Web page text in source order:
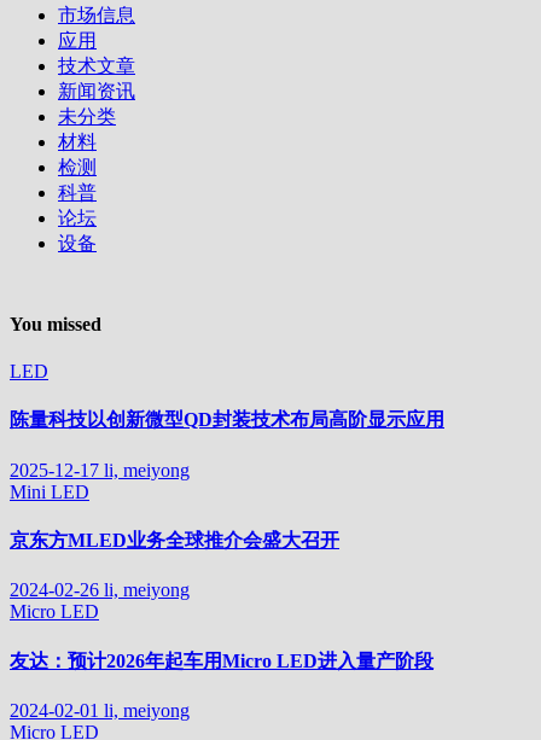
市场信息
应用
技术文章
新闻资讯
未分类
材料
检测
科普
论坛
设备
You missed
LED
陈量科技以创新微型QD封装技术布局高阶显示应用
2025-12-17 li, meiyong
Mini LED
京东方MLED业务全球推介会盛大召开
2024-02-26 li, meiyong
Micro LED
友达：预计2026年起车用Micro LED进入量产阶段
2024-02-01 li, meiyong
Micro LED